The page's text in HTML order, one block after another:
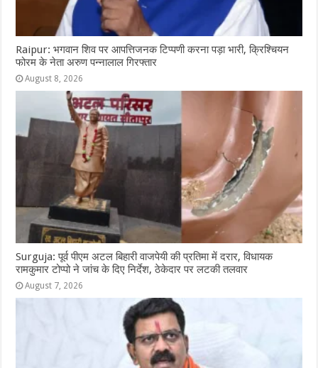
Raipur: भगवान शिव पर आपत्तिजनक टिप्पणी करना पड़ा भारी, क्रिश्चियन
फोरम के नेता अरुण पन्नालाल गिरफ्तार
August 8, 2026
Surguja: पूर्व पीएम अटल बिहारी वाजपेयी की प्रतिमा में दरार, विधायक
रामकुमार टोप्पो ने जांच के दिए निर्देश, ठेकेदार पर लटकी तलवार
August 7, 2026